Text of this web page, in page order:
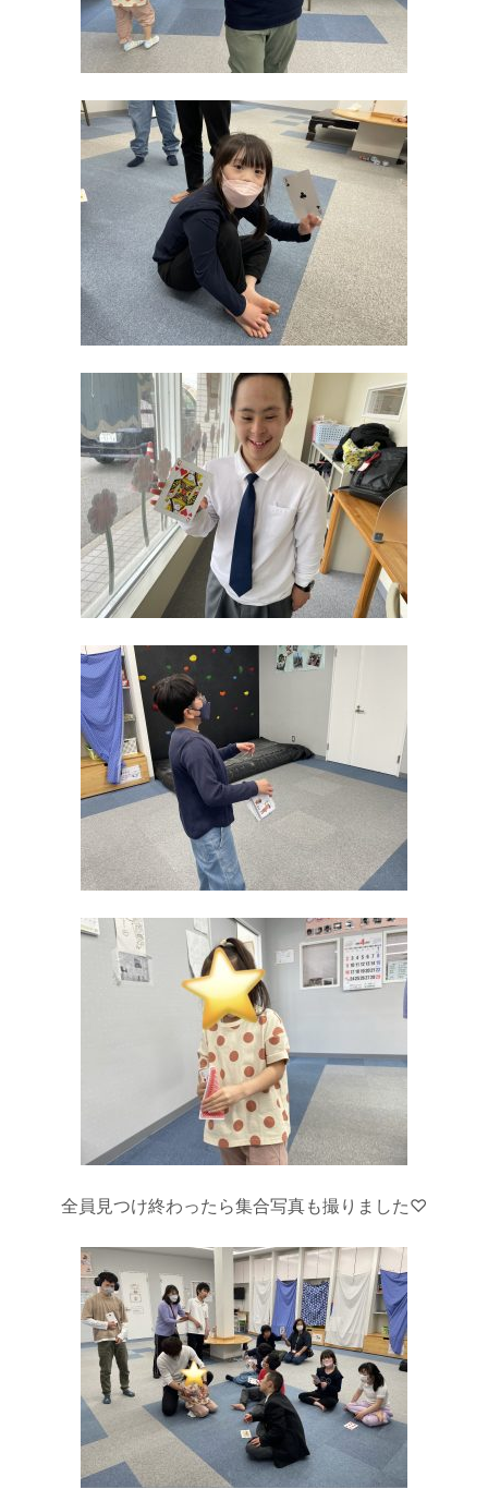
全員見つけ終わったら集合写真も撮りました♡